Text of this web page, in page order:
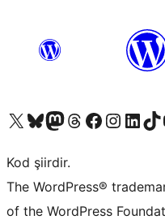
X (eski Twitter) hesabımıza bakın
Bluesky hesabımızı ziyaret edinMastodon hesabımızı ziyaret edinThreads hesabımızı ziyaret edinFacebook sayfamızı ziyaret edinInstagram hesabımızı ziyaret edinLinkedIn hesabımızı ziyaret edin
TikTok
Kod şiirdir.
The WordPress®
of the WordPress